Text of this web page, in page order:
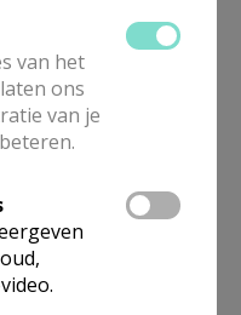
alsook een lijst met
Hier vind je
van het
ons
van je